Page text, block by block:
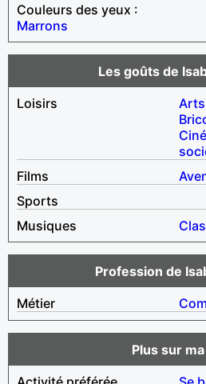
Couleurs des yeux :
Marrons
Les goûts de
Loisirs
Films
Sports
Musiques
Profession de
Métier
Plus sur